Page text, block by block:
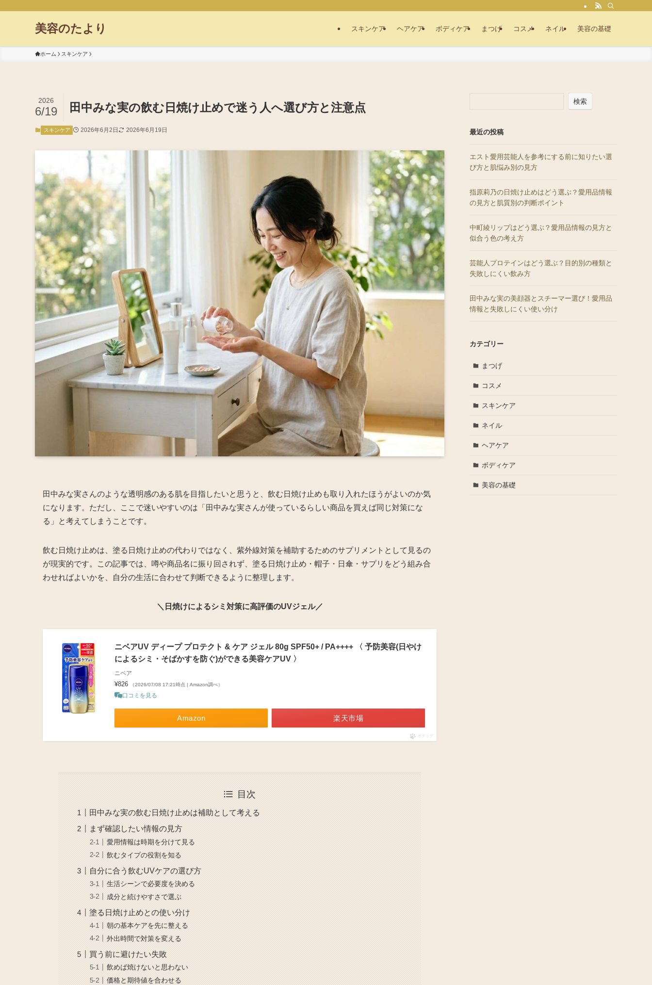
美容のたより スキンケア ヘアケア ボディケア まつげ コスメ ネイル 美容の基礎
ホーム スキンケア
田中みな実の飲む日焼け止めで迷う人へ選び方と注意点
2026
6/19
スキンケア 2026年6月2日 2026年6月19日
田中みな実さんのような透明感のある肌を目指したいと思うと、飲む日焼け止めも取り入れたほうがよいのか気
になります。ただし、ここで迷いやすいのは「田中みな実さんが使っているらしい商品を買えば同じ対策にな
る」と考えてしまうことです。
飲む日焼け止めは、塗る日焼け止めの代わりではなく、紫外線対策を補助するためのサプリメントとして見るの
が現実的です。この記事では、噂や商品名に振り回されず、塗る日焼け止め・帽子・日傘・サプリをどう組み合
わせればよいかを、自分の生活に合わせて判断できるように整理します。
＼日焼けによるシミ対策に高評価のUVジェル／
ニベアUV ディープ プロテクト & ケア ジェル 80g SPF50+ / PA++++ 〈 予防美容(日やけ
によるシミ・そばかすを防ぐ)ができる美容ケアUV 〉
ニベア
¥826 （2026/07/08 17:21時点 | Amazon調べ）
口コミを見る
Amazon 楽天市場
ポチップ
目次
田中みな実の飲む日焼け止めは補助として考える
まず確認したい情報の見方
愛用情報は時期を分けて見る
飲むタイプの役割を知る
自分に合う飲むUVケアの選び方
生活シーンで必要度を決める
成分と続けやすさで選ぶ
塗る日焼け止めとの使い分け
朝の基本ケアを先に整える
外出時間で対策を変える
買う前に避けたい失敗
飲めば焼けないと思わない
価格と期待値を合わせる
検索
最近の投稿
エスト愛用芸能人を参考にする前に知りたい選
び方と肌悩み別の見方
指原莉乃の日焼け止めはどう選ぶ？愛用品情報
の見方と肌質別の判断ポイント
中町綾リップはどう選ぶ？愛用品情報の見方と
似合う色の考え方
芸能人プロテインはどう選ぶ？目的別の種類と
失敗しにくい飲み方
田中みな実の美顔器とスチーマー選び！愛用品
情報と失敗しにくい使い分け
カテゴリー
まつげ
コスメ
スキンケア
ネイル
ヘアケア
ボディケア
美容の基礎